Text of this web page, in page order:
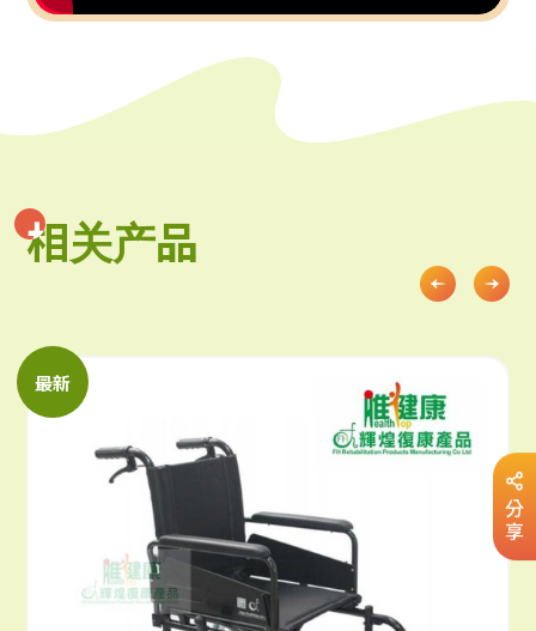
相关产品
相关产品
最新
分
享